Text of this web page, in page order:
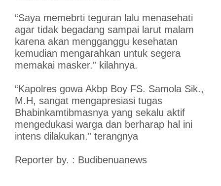
“Saya memebrti teguran lalu menasehati
agar tidak begadang sampai larut malam
karena akan mengganggu kesehatan
kemudian mengarahkan untuk segera
memakai masker.” kilahnya.
“Kapolres gowa Akbp Boy FS. Samola Sik.,
M.H, sangat mengapresiasi tugas
Bhabinkamtibmasnya yang sekalu aktif
mengedukasi warga dan berharap hal ini
intens dilakukan.” terangnya
Reporter by. : Budibenuanews